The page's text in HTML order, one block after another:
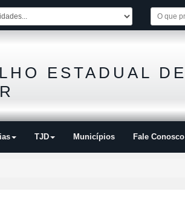
ESTADUAL DE
TJD Municípios Fale Conosco